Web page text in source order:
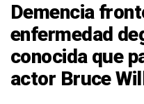
Demencia
enfermedad
conocida que
actor Bruce